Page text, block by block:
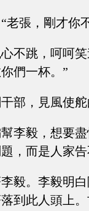
老張，剛才你
不跳，呵呵
們一杯。”
部，見風使
李毅，想要
，而是人家
毅。李毅明
到此人頭上